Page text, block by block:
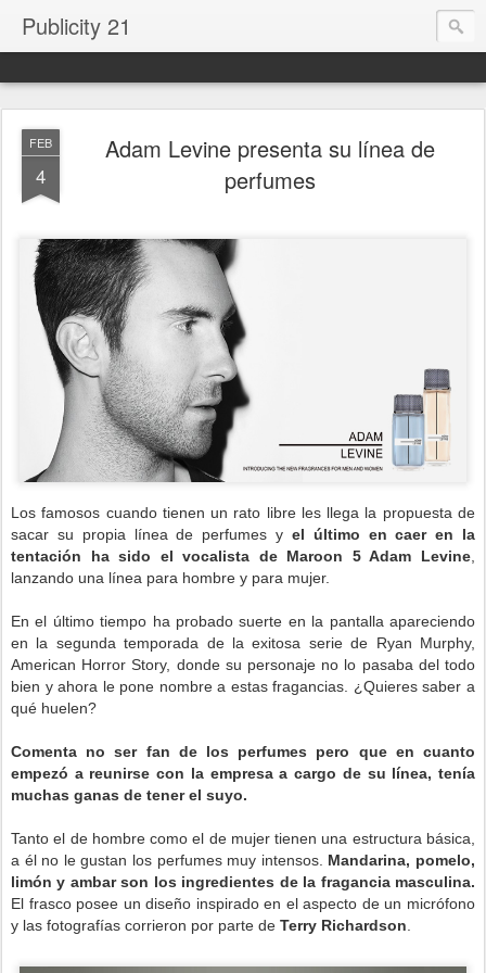
Publicity 21
FEB
4
Adam Levine presenta su línea de
perfumes
Los famosos cuando tienen un rato libre les llega la propuesta de
sacar su propia línea de perfumes y el último en caer en la
tentación ha sido el vocalista de Maroon 5 Adam Levine
lanzando una línea para hombre y para mujer.
En el último tiempo ha probado suerte en la pantalla apareciendo
en la segunda temporada de la exitosa serie de Ryan Murphy,
American Horror Story, donde su personaje no lo pasaba del todo
bien y ahora le pone nombre a estas fragancias. ¿Quieres saber a
qué huelen?
Comenta no ser fan de los perfumes pero que en cuanto
empezó a reunirse con la empresa a cargo de su línea, tenía
muchas ganas de tener el suyo.
Tanto el de hombre como el de mujer tienen una estructura básica,
a él no le gustan los perfumes muy intensos. Mandarina, pomelo,
limón y ambar son los ingredientes de la fragancia masculina.
El frasco posee un diseño inspirado en el aspecto de un micrófono
y las fotografías corrieron por parte de Terry Richardson